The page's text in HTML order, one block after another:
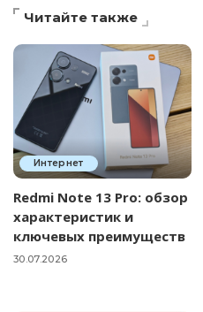
Читайте также
Интернет
Redmi Note 13 Pro: обзор
характеристик и
ключевых преимуществ
30.07.2026